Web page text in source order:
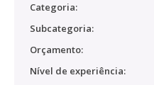
Categoria:
Subcategoria:
Orçamento:
Nível de experiência: